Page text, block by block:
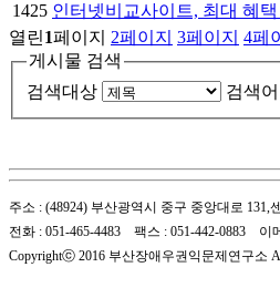
1425 인터넷비교사이트, 최대 혜
열린1페이지 2페이지 3페이지 4페
게시물 검색
검색대상
검색어
주소 : (48924) 부산광역시 중구 중앙대로 131,
전화 : 051-465-4483 팩스 : 051-442-0883 이
Copyrightⓒ 2016 부산장애우권익문제연구소